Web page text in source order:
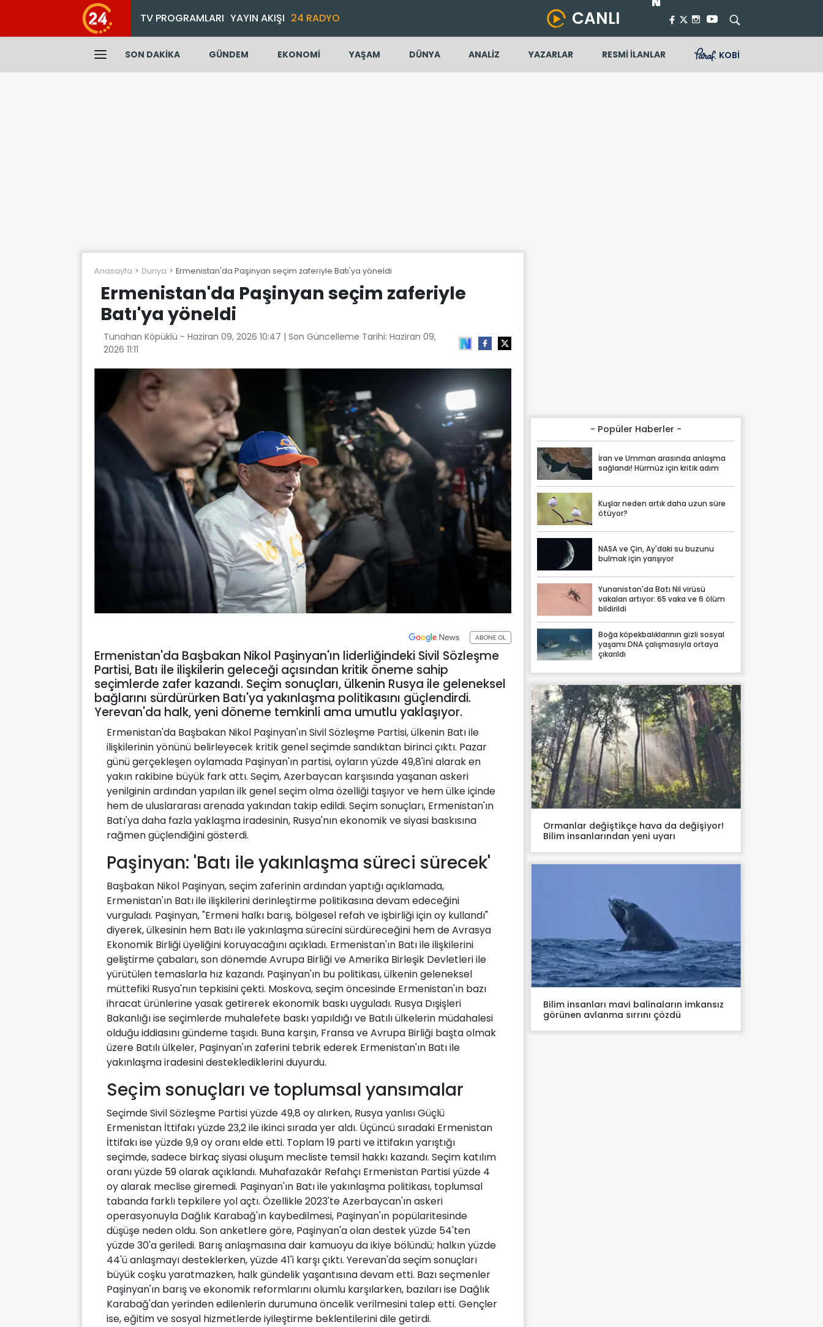
TV PROGRAMLARI YAYIN AKIŞI 24 RADYO CANLI
SON DAKİKA GÜNDEM EKONOMİ YAŞAM DÜNYA ANALİZ YAZARLAR RESMİ İLANLAR KOBİ
Anasayfa Dunya Ermenistan'da Paşinyan seçim zaferiyle Batı'ya yöneldi
Ermenistan'da Paşinyan seçim zaferiyle
Batı'ya yöneldi
Tunahan Köpüklü - Haziran 09, 2026 10:47 | Son Güncelleme Tarihi: Haziran 09,
2026 11:11
ABONE OL
Ermenistan'da Başbakan Nikol Paşinyan'ın liderliğindeki Sivil Sözleşme
Partisi, Batı ile ilişkilerin geleceği açısından kritik öneme sahip
seçimlerde zafer kazandı. Seçim sonuçları, ülkenin Rusya ile geleneksel
bağlarını sürdürürken Batı'ya yakınlaşma politikasını güçlendirdi.
Yerevan'da halk, yeni döneme temkinli ama umutlu yaklaşıyor.
Ermenistan'da Başbakan Nikol Paşinyan'ın Sivil Sözleşme Partisi, ülkenin Batı ile
ilişkilerinin yönünü belirleyecek kritik genel seçimde sandıktan birinci çıktı. Pazar
günü gerçekleşen oylamada Paşinyan'ın partisi, oyların yüzde 49,8'ini alarak en
yakın rakibine büyük fark attı. Seçim, Azerbaycan karşısında yaşanan askeri
yenilginin ardından yapılan ilk genel seçim olma özelliği taşıyor ve hem ülke içinde
hem de uluslararası arenada yakından takip edildi. Seçim sonuçları, Ermenistan'ın
Batı'ya daha fazla yaklaşma iradesinin, Rusya'nın ekonomik ve siyasi baskısına
rağmen güçlendiğini gösterdi.
Paşinyan: 'Batı ile yakınlaşma süreci sürecek'
Başbakan Nikol Paşinyan, seçim zaferinin ardından yaptığı açıklamada,
Ermenistan'ın Batı ile ilişkilerini derinleştirme politikasına devam edeceğini
vurguladı. Paşinyan, "Ermeni halkı barış, bölgesel refah ve işbirliği için oy kullandı"
diyerek, ülkesinin hem Batı ile yakınlaşma sürecini sürdüreceğini hem de Avrasya
Ekonomik Birliği üyeliğini koruyacağını açıkladı. Ermenistan'ın Batı ile ilişkilerini
geliştirme çabaları, son dönemde Avrupa Birliği ve Amerika Birleşik Devletleri ile
yürütülen temaslarla hız kazandı. Paşinyan'ın bu politikası, ülkenin geleneksel
müttefiki Rusya'nın tepkisini çekti. Moskova, seçim öncesinde Ermenistan'ın bazı
ihracat ürünlerine yasak getirerek ekonomik baskı uyguladı. Rusya Dışişleri
Bakanlığı ise seçimlerde muhalefete baskı yapıldığı ve Batılı ülkelerin müdahalesi
olduğu iddiasını gündeme taşıdı. Buna karşın, Fransa ve Avrupa Birliği başta olmak
üzere Batılı ülkeler, Paşinyan'ın zaferini tebrik ederek Ermenistan'ın Batı ile
yakınlaşma iradesini desteklediklerini duyurdu.
Seçim sonuçları ve toplumsal yansımalar
Seçimde Sivil Sözleşme Partisi yüzde 49,8 oy alırken, Rusya yanlısı Güçlü
Ermenistan İttifakı yüzde 23,2 ile ikinci sırada yer aldı. Üçüncü sıradaki Ermenistan
İttifakı ise yüzde 9,9 oy oranı elde etti. Toplam 19 parti ve ittifakın yarıştığı
seçimde, sadece birkaç siyasi oluşum mecliste temsil hakkı kazandı. Seçim katılım
oranı yüzde 59 olarak açıklandı. Muhafazakâr Refahçı Ermenistan Partisi yüzde 4
oy alarak meclise giremedi. Paşinyan'ın Batı ile yakınlaşma politikası, toplumsal
tabanda farklı tepkilere yol açtı. Özellikle 2023'te Azerbaycan'ın askeri
operasyonuyla Dağlık Karabağ'ın kaybedilmesi, Paşinyan'ın popülaritesinde
düşüşe neden oldu. Son anketlere göre, Paşinyan'a olan destek yüzde 54'ten
yüzde 30'a geriledi. Barış anlaşmasına dair kamuoyu da ikiye bölündü; halkın yüzde
44'ü anlaşmayı desteklerken, yüzde 41'i karşı çıktı. Yerevan'da seçim sonuçları
büyük coşku yaratmazken, halk gündelik yaşantısına devam etti. Bazı seçmenler
Paşinyan'ın barış ve ekonomik reformlarını olumlu karşılarken, bazıları ise Dağlık
Karabağ'dan yerinden edilenlerin durumuna öncelik verilmesini talep etti. Gençler
ise, eğitim ve sosyal hizmetlerde iyileştirme beklentilerini dile getirdi.
- Popüler Haberler -
İran ve Umman arasında anlaşma
sağlandı! Hürmüz için kritik adım
Kuşlar neden artık daha uzun süre
ötüyor?
NASA ve Çin, Ay'daki su buzunu
bulmak için yarışıyor
Yunanistan'da Batı Nil virüsü
vakaları artıyor: 65 vaka ve 6 ölüm
bildirildi
Boğa köpekbalıklarının gizli sosyal
yaşamı DNA çalışmasıyla ortaya
çıkarıldı
Ormanlar değiştikçe hava da değişiyor!
Bilim insanlarından yeni uyarı
Bilim insanları mavi balinaların imkansız
görünen avlanma sırrını çözdü